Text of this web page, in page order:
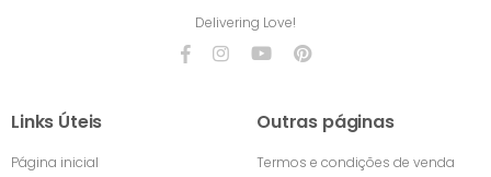
Delivering Love!
Links Úteis
Página inicial
Outras páginas
Termos e condições de venda